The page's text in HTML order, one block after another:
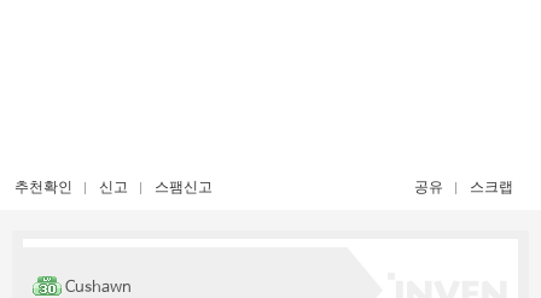
추천확인 신고 스팸신고 공유 스크랩
Cushawn